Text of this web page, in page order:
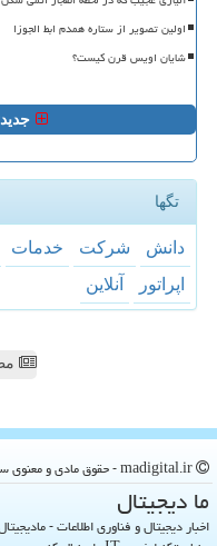
اولین تصویر از ستاره همدم ابط الجوزا
شایان اویس قرن کیست؟
تگها
دانش شركت خدمات
اپراتور
آنلاین
ما دیجیتال
اخبار دیجیتال و فناوری اطلاعات -